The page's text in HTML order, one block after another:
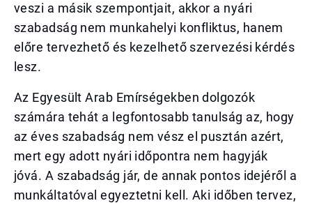
veszi a másik szempontjait, akkor a nyári
szabadság nem munkahelyi konfliktus, hanem
előre tervezhető és kezelhető szervezési kérdés
lesz.
Az Egyesült Arab Emírségekben dolgozók
számára tehát a legfontosabb tanulság az, hogy
az éves szabadság nem vész el pusztán azért,
mert egy adott nyári időpontra nem hagyják
jóvá. A szabadság jár, de annak pontos idejéről a
munkáltatóval egyeztetni kell. Aki időben tervez,